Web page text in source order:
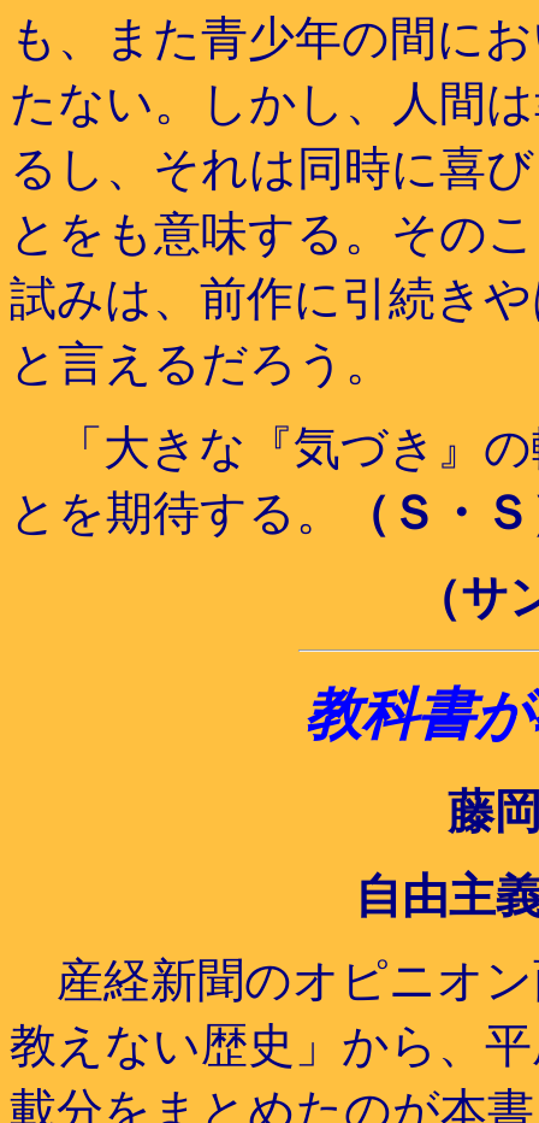
も、また青少年の間に
たない。しかし、人間
るし、それは同時に喜
とをも意味する。その
試みは、前作に引続き
と言えるだろう。
「大きな『気づき』
とを期待する。
（Ｓ・
（
教科書
藤
自由主
産経新聞のオピニオ
教えない歴史」から、
載分をまとめたのが本